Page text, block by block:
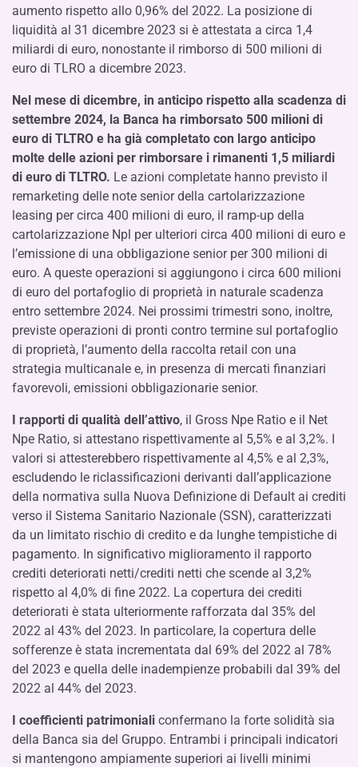
aumento rispetto allo 0,96% del 2022. La posizione di
liquidità al 31 dicembre 2023 si è attestata a circa 1,4
miliardi di euro, nonostante il rimborso di 500 milioni di
euro di TLRO a dicembre 2023.
Nel mese di dicembre, in anticipo rispetto alla scadenza di
settembre 2024, la Banca ha rimborsato 500 milioni di
euro di TLTRO e ha già completato con largo anticipo
molte delle azioni per rimborsare i rimanenti 1,5 miliardi
di euro di TLTRO. Le azioni completate hanno previsto il
remarketing delle note senior della cartolarizzazione
leasing per circa 400 milioni di euro, il ramp-up della
cartolarizzazione Npl per ulteriori circa 400 milioni di euro e
l’emissione di una obbligazione senior per 300 milioni di
euro. A queste operazioni si aggiungono i circa 600 milioni
di euro del portafoglio di proprietà in naturale scadenza
entro settembre 2024. Nei prossimi trimestri sono, inoltre,
previste operazioni di pronti contro termine sul portafoglio
di proprietà, l’aumento della raccolta retail con una
strategia multicanale e, in presenza di mercati finanziari
favorevoli, emissioni obbligazionarie senior.
I rapporti di qualità dell’attivo, il Gross Npe Ratio e il Net
Npe Ratio, si attestano rispettivamente al 5,5% e al 3,2%. I
valori si attesterebbero rispettivamente al 4,5% e al 2,3%,
escludendo le riclassificazioni derivanti dall’applicazione
della normativa sulla Nuova Definizione di Default ai crediti
verso il Sistema Sanitario Nazionale (SSN), caratterizzati
da un limitato rischio di credito e da lunghe tempistiche di
pagamento. In significativo miglioramento il rapporto
crediti deteriorati netti/crediti netti che scende al 3,2%
rispetto al 4,0% di fine 2022. La copertura dei crediti
deteriorati è stata ulteriormente rafforzata dal 35% del
2022 al 43% del 2023. In particolare, la copertura delle
sofferenze è stata incrementata dal 69% del 2022 al 78%
del 2023 e quella delle inadempienze probabili dal 39% del
2022 al 44% del 2023.
I coefficienti patrimoniali confermano la forte solidità sia
della Banca sia del Gruppo. Entrambi i principali indicatori
si mantengono ampiamente superiori ai livelli minimi